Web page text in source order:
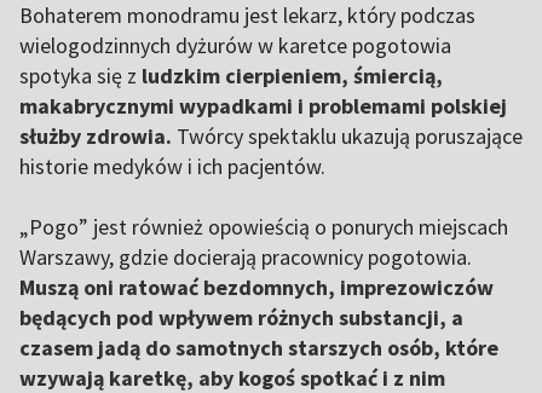
Bohaterem monodramu jest lekarz, który podczas
wielogodzinnych dyżurów w karetce pogotowia
spotyka się z ludzkim cierpieniem, śmiercią,
makabrycznymi wypadkami i problemami polskiej
służby zdrowia. Twórcy spektaklu ukazują poruszające
historie medyków i ich pacjentów.
„Pogo” jest również opowieścią o ponurych miejscach
Warszawy, gdzie docierają pracownicy pogotowia.
Muszą oni ratować bezdomnych, imprezowiczów
będących pod wpływem różnych substancji, a
czasem jadą do samotnych starszych osób, które
wzywają karetkę, aby kogoś spotkać i z nim